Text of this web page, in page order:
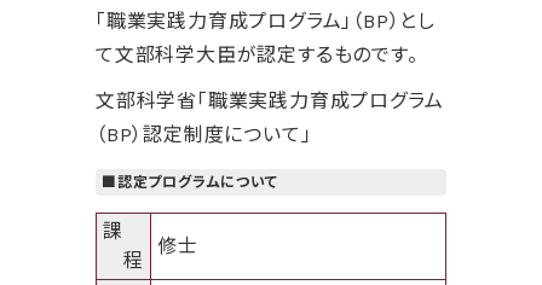
「職業実践力育成プログラム」（BP）とし
て文部科学大臣が認定するものです。
文部科学省「職業実践力育成プログラム
（BP）認定制度について」
■認定プログラムについて
課
程
修士